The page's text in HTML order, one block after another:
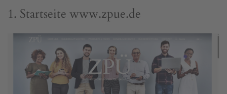
1. Startseite www.zpue.de